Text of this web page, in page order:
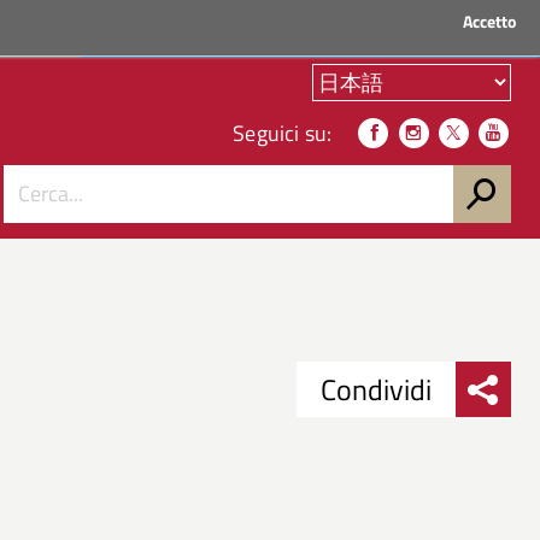
Accetto
Seguici su:
Condividi